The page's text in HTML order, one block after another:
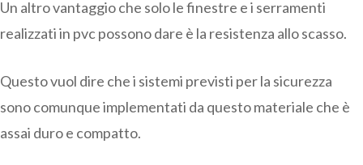
Un altro vantaggio che solo le finestre e i serramenti
realizzati in pvc possono dare è la resistenza allo scasso.
Questo vuol dire che i sistemi previsti per la sicurezza
sono comunque implementati da questo materiale che è
assai duro e compatto.